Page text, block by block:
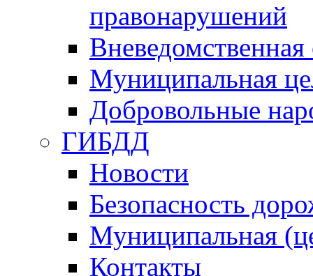
правонарушений
Вневедомственная
Муниципальная
Добровольные
ГИБДД
Новости
Безопасность
Муниципальная
Контакты